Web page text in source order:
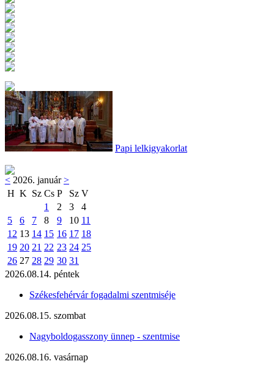
Papi lelkigyakorlat
< 2026. január>
H K Sz Cs P Sz V
1
2 3
4
5
6 7 8 9 10 11
12 13 14 15 16 17 18
19 20 21 22 23 24 25
26 27 28 29 30 31
2026.08.14. péntek
Székesfehérvár fogadalmi szentmiséje
2026.08.15. szombat
Nagyboldogasszony ünnep - szentmise
2026.08.16. vasárnap